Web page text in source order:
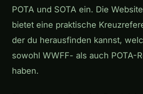
POTA und SOTA ein. Die Website
bietet eine praktische
der du herausfinden kannst,
sowohl WWFF- als auch POTA-
haben.